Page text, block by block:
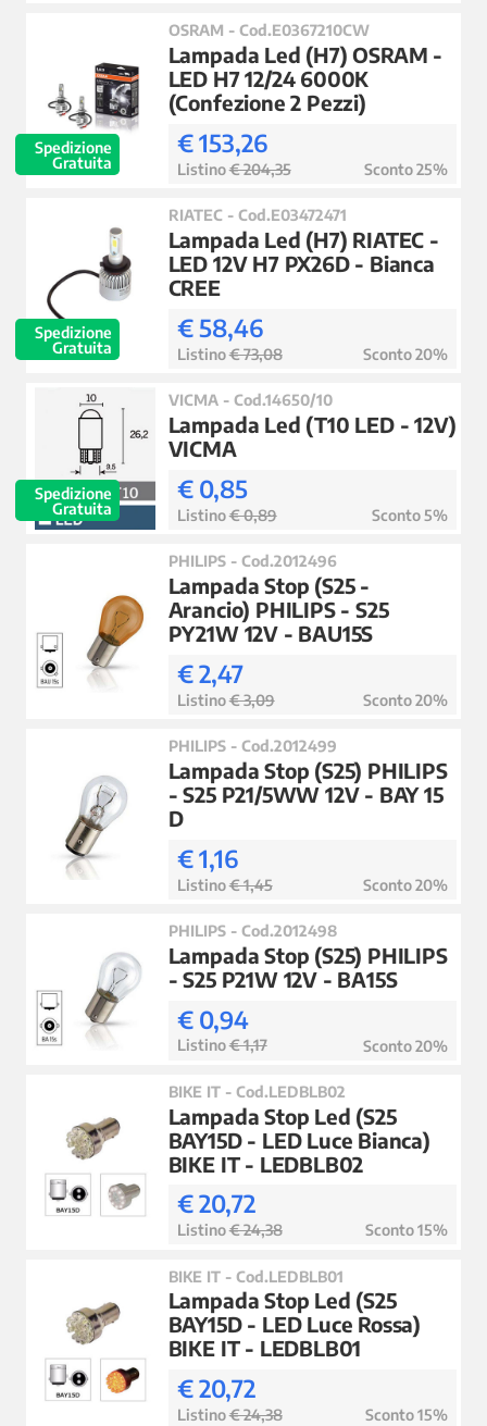
Spedizione
Gratuita
OSRAM - Cod.E0367210CW
Lampada Led (H7) OSRAM -
LED H7 12/24 6000K
(Confezione 2 Pezzi)
€ 153,26
Listino€ 204,35 Sconto 25%
Spedizione
Gratuita
RIATEC - Cod.E03472471
Lampada Led (H7) RIATEC -
LED 12V H7 PX26D - Bianca
CREE
€ 58,46
Listino€ 73,08 Sconto 20%
Spedizione
Gratuita
VICMA - Cod.14650/10
Lampada Led (T10 LED - 12V)
VICMA
€ 0,85
Listino€ 0,89 Sconto 5%
PHILIPS - Cod.2012496
Lampada Stop (S25 -
Arancio) PHILIPS - S25
PY21W 12V - BAU15S
€ 2,47
Listino€ 3,09 Sconto 20%
PHILIPS - Cod.2012499
Lampada Stop (S25) PHILIPS
- S25 P21/5WW 12V - BAY 15
D
€ 1,16
Listino€ 1,45 Sconto 20%
PHILIPS - Cod.2012498
Lampada Stop (S25) PHILIPS
- S25 P21W 12V - BA15S
€ 0,94
Listino€ 1,17 Sconto 20%
BIKE IT - Cod.LEDBLB02
Lampada Stop Led (S25
BAY15D - LED Luce Bianca)
BIKE IT - LEDBLB02
€ 20,72
Listino€ 24,38 Sconto 15%
BIKE IT - Cod.LEDBLB01
Lampada Stop Led (S25
BAY15D - LED Luce Rossa)
BIKE IT - LEDBLB01
€ 20,72
Listino€ 24,38 Sconto 15%